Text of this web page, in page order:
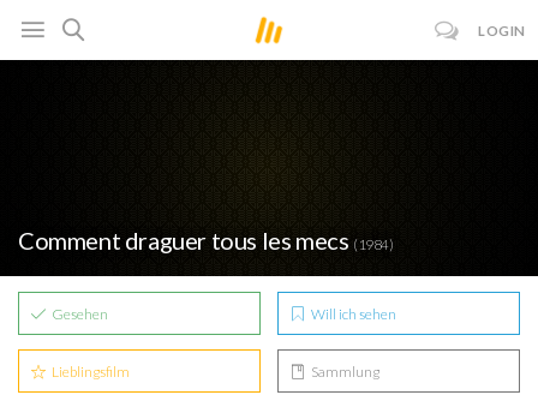
LOGIN
Comment draguer tous les mecs (1984)
Gesehen Will ich sehen
Lieblingsfilm Sammlung